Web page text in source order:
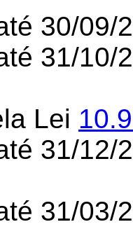
30/
31/10/
Lei
31/12/
31/03/